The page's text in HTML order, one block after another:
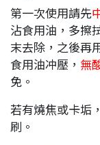
第一次使用請先
沾食用油，多擦
末去除，之後再
食用油冲壓， 無
免。
若有燒焦或卡垢
刷。